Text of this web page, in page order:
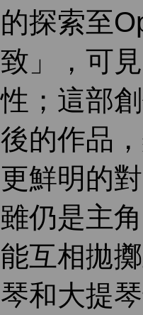
的探索至
致」，可
性；這部
後的作品
更鮮明的
雖仍是主
能互相拋
琴和大提